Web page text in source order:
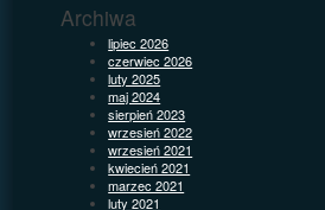
Archiwa
lipiec 2026
czerwiec 2026
luty 2025
maj 2024
sierpień 2023
wrzesień 2022
wrzesień 2021
kwiecień 2021
marzec 2021
luty 2021